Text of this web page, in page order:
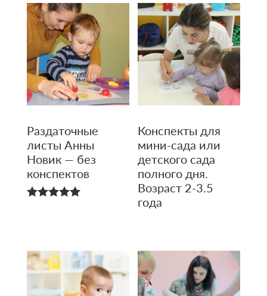
Раздаточные
листы Анны
Новик — без
конспектов
Конспекты для
мини-сада или
детского сада
полного дня.
Возраст 2-3.5
года